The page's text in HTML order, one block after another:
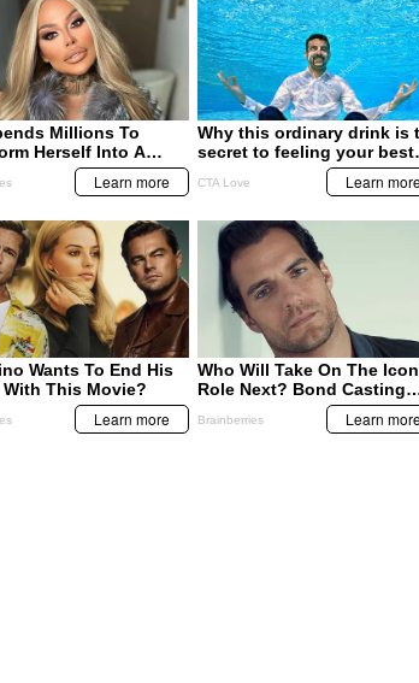
Hondureño viajaba en bus
con 20 paquetes de
marihuana.
Caen hondureños junto a
panameño por tráfico de
divisas